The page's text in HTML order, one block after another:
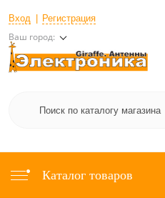
Вход Регистрация
Ваш город:
Каталог товаров